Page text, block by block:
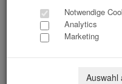
Notwendige
Analytics
Marketing
Auswahl